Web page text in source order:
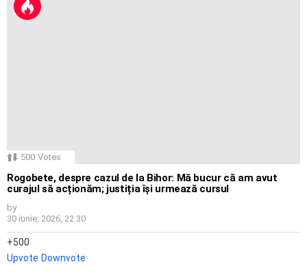
500 Votes
Rogobete, despre cazul de la Bihor: Mă bucur că am avut
curajul să acționăm; justiția își urmează cursul
by
30 iunie, 2026, 22:30
500
Upvote Downvote